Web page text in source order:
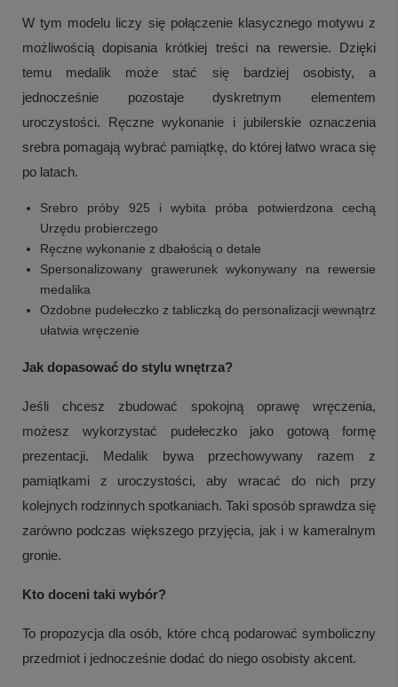
W tym modelu liczy się połączenie klasycznego motywu z
możliwością dopisania krótkiej treści na rewersie. Dzięki
temu medalik może stać się bardziej osobisty, a
jednocześnie pozostaje dyskretnym elementem
uroczystości. Ręczne wykonanie i jubilerskie oznaczenia
srebra pomagają wybrać pamiątkę, do której łatwo wraca się
po latach.
Srebro próby 925 i wybita próba potwierdzona cechą
Urzędu probierczego
Ręczne wykonanie z dbałością o detale
Spersonalizowany grawerunek wykonywany na rewersie
medalika
Ozdobne pudełeczko z tabliczką do personalizacji wewnątrz
ułatwia wręczenie
Jak dopasować do stylu wnętrza?
Jeśli chcesz zbudować spokojną oprawę wręczenia,
możesz wykorzystać pudełeczko jako gotową formę
prezentacji. Medalik bywa przechowywany razem z
pamiątkami z uroczystości, aby wracać do nich przy
kolejnych rodzinnych spotkaniach. Taki sposób sprawdza się
zarówno podczas większego przyjęcia, jak i w kameralnym
gronie.
Kto doceni taki wybór?
To propozycja dla osób, które chcą podarować symboliczny
przedmiot i jednocześnie dodać do niego osobisty akcent.